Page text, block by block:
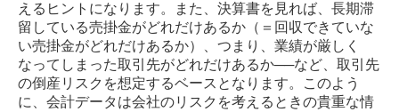
えるヒントになります。また、決算書を見れば、長期滞
留している売掛金がどれだけあるか（＝回収できていな
い売掛金がどれだけあるか）、つまり、業績が厳しく
なってしまった取引先がどれだけあるか──など、取引先
の倒産リスクを想定するベースとなります。このよう
に、会計データは会社のリスクを考えるときの貴重な情